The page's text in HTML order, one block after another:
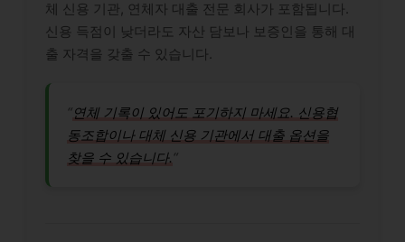
체 신용 기관, 연체자 대출 전문 회사가 포함됩니다.
신용 득점이 낮더라도 자산 담보나 보증인을 통해 대
출 자격을 갖출 수 있습니다.
“연체 기록이 있어도 포기하지 마세요. 신용협
동조합이나 대체 신용 기관에서 대출 옵션을
찾을 수 있습니다. “